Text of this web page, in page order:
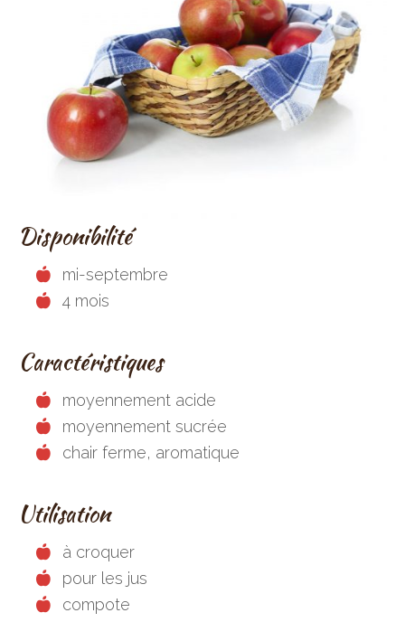
Disponibilité
mi-septembre
4 mois
Caractéristiques
moyennement acide
moyennement sucrée
chair ferme, aromatique
Utilisation
à croquer
pour les jus
compote